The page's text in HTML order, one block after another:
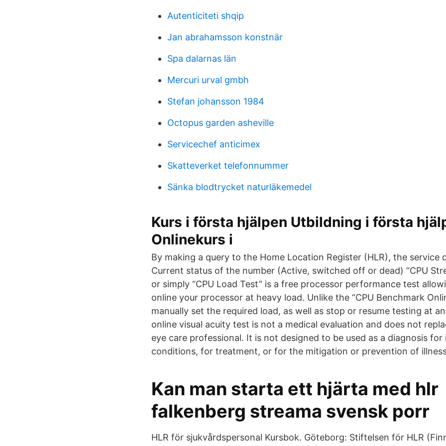
Autenticiteti shqip
Jan abrahamsson konstnär
Spa dalarnas län
Mercuri urval gmbh
Stefan johansson 1984
Octopus garden asheville
Servicechef anticimex
Skatteverket telefonnummer
Sänka blodtrycket naturläkemedel
Kurs i första hjälpen Utbildning i första
Onlinekurs i
By making a query to the Home Location Register (HLR), the service
Current status of the number (Active, switched off or dead) “CPU
or simply “CPU Load Test” is a free processor performance test
online your processor at heavy load. Unlike the “CPU Benchmark
manually set the required load, as well as stop or resume testing at
online visual acuity test is not a medical evaluation and does not
eye care professional. It is not designed to be used as a diagnosis
conditions, for treatment, or for the mitigation or prevention of
Kan man starta ett hjärta med hlr
falkenberg streama svensk porr
HLR för sjukvårdspersonal Kursbok. Göteborg: Stiftelsen för HLR